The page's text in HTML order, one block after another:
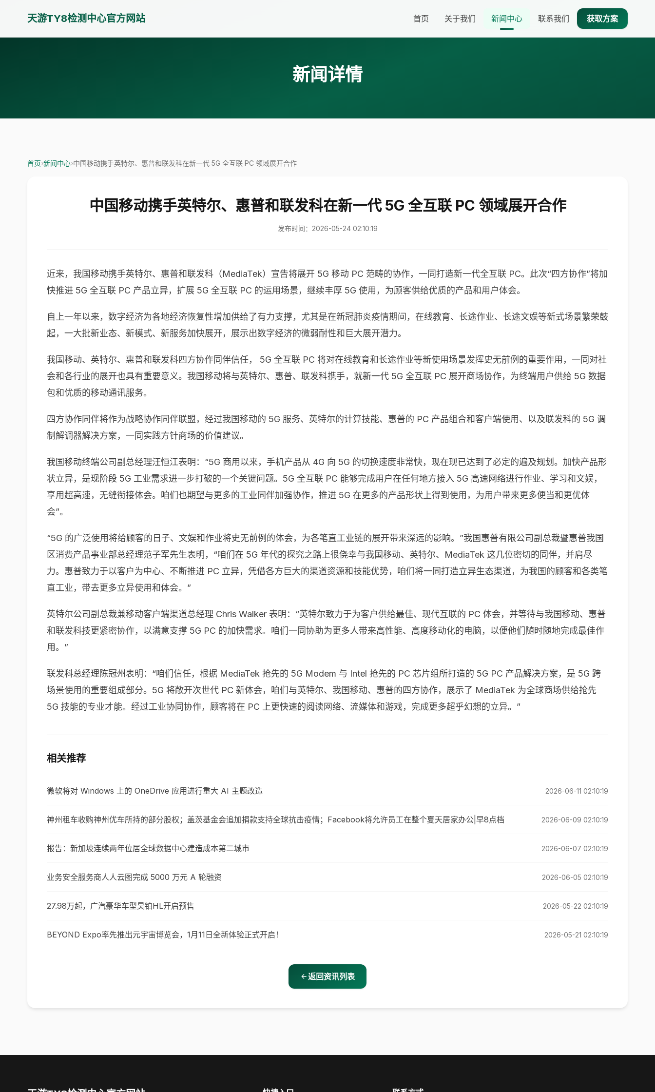
天游TY8检测中心官方网站 首页 关于我们 新闻中心 联系我们 获取方案
新闻详情
首页›新闻中心›中国移动携手英特尔、惠普和联发科在新一代 5G 全互联 PC 领域展开合作
中国移动携手英特尔、惠普和联发科在新一代 5G 全互联 PC 领域展开合作
发布时间：2026-05-24 02:10:19
近来，我国移动携手英特尔、惠普和联发科（MediaTek）宣告将展开 5G 移动 PC 范畴的协作，一同打造新一代全互联 PC。此次“四方协作”将加
快推进 5G 全互联 PC 产品立异，扩展 5G 全互联 PC 的运用场景，继续丰厚 5G 使用，为顾客供给优质的产品和用户体会。
自上一年以来，数字经济为各地经济恢复性增加供给了有力支撑，尤其是在新冠肺炎疫情期间，在线教育、长途作业、长途文娱等新式场景繁荣鼓
起，一大批新业态、新模式、新服务加快展开，展示出数字经济的微弱耐性和巨大展开潜力。
我国移动、英特尔、惠普和联发科四方协作同伴信任， 5G 全互联 PC 将对在线教育和长途作业等新使用场景发挥史无前例的重要作用，一同对社
会和各行业的展开也具有重要意义。我国移动将与英特尔、惠普、联发科携手，就新一代 5G 全互联 PC 展开商场协作，为终端用户供给 5G 数据
包和优质的移动通讯服务。
四方协作同伴将作为战略协作同伴联盟，经过我国移动的 5G 服务、英特尔的计算技能、惠普的 PC 产品组合和客户端使用、以及联发科的 5G 调
制解调器解决方案，一同实践方针商场的价值建议。
我国移动终端公司副总经理汪恒江表明：“5G 商用以来，手机产品从 4G 向 5G 的切换速度非常快，现在现已达到了必定的遍及规划。加快产品形
状立异，是现阶段 5G 工业需求进一步打破的一个关键问题。5G 全互联 PC 能够完成用户在任何地方接入 5G 高速网络进行作业、学习和文娱，
享用超高速，无缝衔接体会。咱们也期望与更多的工业同伴加强协作，推进 5G 在更多的产品形状上得到使用，为用户带来更多便当和更优体
会”。
“5G 的广泛使用将给顾客的日子、文娱和作业将史无前例的体会，为各笔直工业链的展开带来深远的影响。”我国惠普有限公司副总裁暨惠普我国
区消费产品事业部总经理范子军先生表明，“咱们在 5G 年代的探究之路上很侥幸与我国移动、英特尔、MediaTek 这几位密切的同伴，并肩尽
力。惠普致力于以客户为中心、不断推进 PC 立异，凭借各方巨大的渠道资源和技能优势，咱们将一同打造立异生态渠道，为我国的顾客和各类笔
直工业，带去更多立异使用和体会。”
英特尔公司副总裁兼移动客户端渠道总经理 Chris Walker 表明：“英特尔致力于为客户供给最佳、现代互联的 PC 体会，并等待与我国移动、惠普
和联发科技更紧密协作，以满意支撑 5G PC 的加快需求。咱们一同协助为更多人带来高性能、高度移动化的电脑，以便他们随时随地完成最佳作
用。”
联发科总经理陈冠州表明：“咱们信任，根据 MediaTek 抢先的 5G Modem 与 Intel 抢先的 PC 芯片组所打造的 5G PC 产品解决方案，是 5G 跨
场景使用的重要组成部分。5G 将敞开次世代 PC 新体会，咱们与英特尔、我国移动、惠普的四方协作，展示了 MediaTek 为全球商场供给抢先
5G 技能的专业才能。经过工业协同协作，顾客将在 PC 上更快速的阅读网络、流媒体和游戏，完成更多超乎幻想的立异。”
相关推荐
微软将对 Windows 上的 OneDrive 应用进行重大 AI 主题改造 2026-06-11 02:10:19
神州租车收购神州优车所持的部分股权；盖茨基金会追加捐款支持全球抗击疫情；Facebook将允许员工在整个夏天居家办公|早8点档 2026-06-09 02:10:19
报告：新加坡连续两年位居全球数据中心建造成本第二城市 2026-06-07 02:10:19
业务安全服务商人人云图完成 5000 万元 A 轮融资 2026-06-05 02:10:19
27.98万起，广汽豪华车型昊铂HL开启预售 2026-05-22 02:10:19
BEYOND Expo率先推出元宇宙博览会，1月11日全新体验正式开启！ 2026-05-21 02:10:19
返回资讯列表